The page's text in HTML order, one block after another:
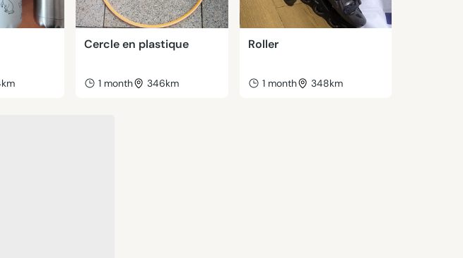
Cercle en plastique
1 month 346km
Roller
1 month 348km